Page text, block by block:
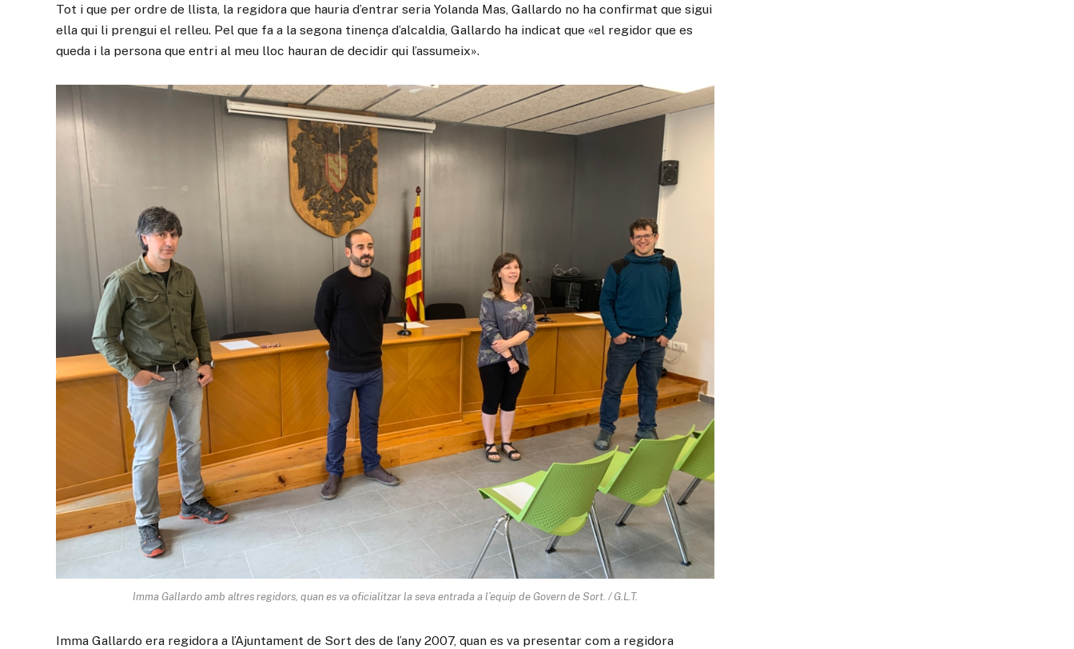
Tot i que per ordre de llista, la regidora que hauria d’entrar seriaYolanda Mas, Gallardo no ha confirmat que sigui
ella qui li prengui el relleu. Pel que fa a la segona tinença d’alcaldia,Gallardo ha indicat que «el regidor que es
queda i la persona que entri al meu lloc hauran de decidir qui l’assumeix».
Imma Gallardo amb altres regidors, quan es va oficialitzar la seva entrada a l’equip de Govern de Sort. / G.L.T.
Imma Gallardo era regidora a l’Ajuntament de Sort des de l’any 2007, quan es va presentar com a regidora